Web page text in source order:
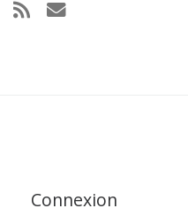
Connexion